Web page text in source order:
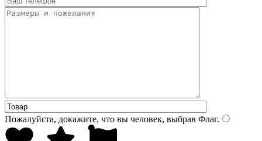
Пожалуйста, докажите, что вы человек, выбрав Флаг.